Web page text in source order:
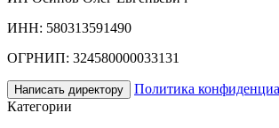
ИНН: 580313591490
ОГРНИП: 324580000033131
Написать директору
Политика
Категории